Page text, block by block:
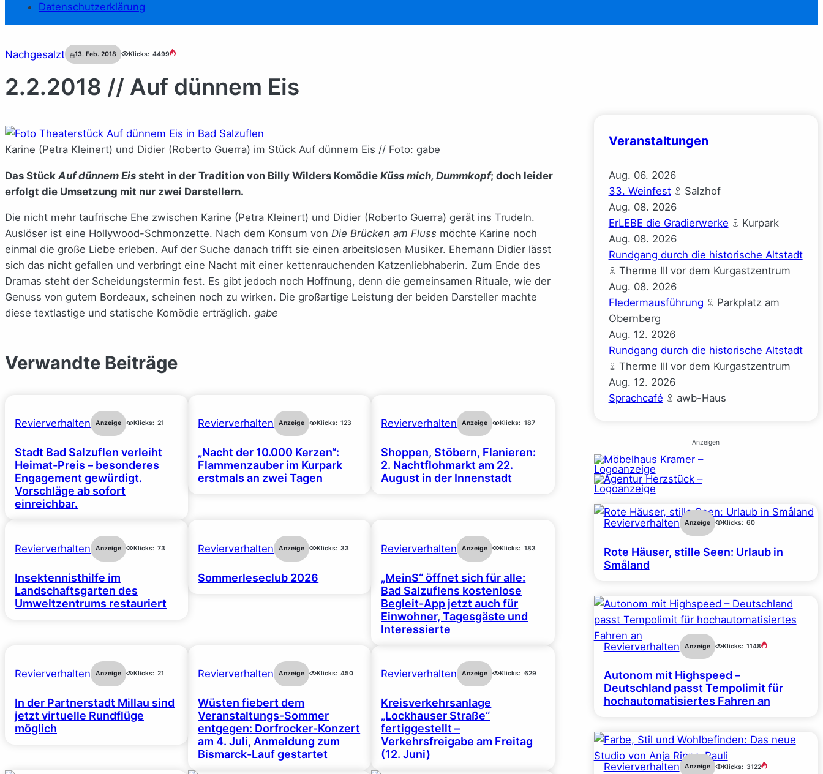
Datenschutzerklärung
Nachgesalzt 13. Feb. 2018 Klicks: 4499
2.2.2018 // Auf dünnem Eis
Karine (Petra Kleinert) und Didier (Roberto Guerra) im Stück Auf dünnem Eis // Foto: gabe
Das Stück Auf dünnem Eis steht in der Tradition von Billy Wilders Komödie Küss mich, Dummkopf; doch leider
erfolgt die Umsetzung mit nur zwei Darstellern.
Die nicht mehr taufrische Ehe zwischen Karine (Petra Kleinert) und Didier (Roberto Guerra) gerät ins Trudeln.
Auslöser ist eine Hollywood-Schmonzette. Nach dem Konsum von Die Brücken am Fluss möchte Karine noch
einmal die große Liebe erleben. Auf der Suche danach trifft sie einen arbeitslosen Musiker. Ehemann Didier lässt
sich das nicht gefallen und verbringt eine Nacht mit einer kettenrauchenden Katzenliebhaberin. Zum Ende des
Dramas steht der Scheidungstermin fest. Es gibt jedoch noch Hoffnung, denn die gemeinsamen Rituale, wie der
Genuss von gutem Bordeaux, scheinen noch zu wirken. Die großartige Leistung der beiden Darsteller machte
diese textlastige und statische Komödie erträglich. gabe
Verwandte Beiträge
Revierverhalten Anzeige Klicks: 21
Stadt Bad Salzuflen verleiht
Heimat-Preis – besonderes
Engagement gewürdigt.
Vorschläge ab sofort
einreichbar.
Revierverhalten Anzeige Klicks: 123
„Nacht der 10.000 Kerzen“:
Flammenzauber im Kurpark
erstmals an zwei Tagen
Revierverhalten Anzeige Klicks: 187
Shoppen, Stöbern, Flanieren:
2. Nachtflohmarkt am 22.
August in der Innenstadt
Revierverhalten Anzeige Klicks: 73
Insektennisthilfe im
Landschaftsgarten des
Umweltzentrums restauriert
Revierverhalten Anzeige Klicks: 33
Sommerleseclub 2026
Revierverhalten Anzeige Klicks: 183
„MeinS“ öffnet sich für alle:
Bad Salzuflens kostenlose
Begleit-App jetzt auch für
Einwohner, Tagesgäste und
Interessierte
Revierverhalten Anzeige Klicks: 21
In der Partnerstadt Millau sind
jetzt virtuelle Rundflüge
möglich
Revierverhalten Anzeige Klicks: 450
Wüsten fiebert dem
Veranstaltungs-Sommer
entgegen: Dorfrocker-Konzert
am 4. Juli, Anmeldung zum
Bismarck-Lauf gestartet
Revierverhalten Anzeige Klicks: 629
Kreisverkehrsanlage
„Lockhauser Straße“
fertiggestellt –
Verkehrsfreigabe am Freitag
(12. Juni)
Veranstaltungen
Aug. 06. 2026
33. Weinfest
Salzhof
Aug. 08. 2026
ErLEBE die Gradierwerke
Kurpark
Aug. 08. 2026
Rundgang durch die historische Altstadt
Therme III vor dem Kurgastzentrum
Aug. 08. 2026
Fledermausführung
Parkplatz am
Obernberg
Aug. 12. 2026
Rundgang durch die historische Altstadt
Therme III vor dem Kurgastzentrum
Aug. 12. 2026
Sprachcafé
awb-Haus
Anzeigen
Revierverhalten Anzeige Klicks: 60
Rote Häuser, stille Seen: Urlaub in
Småland
Revierverhalten Anzeige Klicks: 1148
Autonom mit Highspeed –
Deutschland passt Tempolimit für
hochautomatisiertes Fahren an
Revierverhalten Anzeige Klicks: 3122